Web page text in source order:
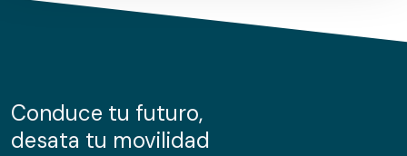
de cookies.
información sobre el uso que haga del sitio web con
nuestros partners de redes sociales, publicidad y análisis
Conduce tu futuro,
desata tu movilidad